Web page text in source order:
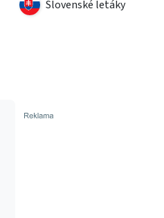
Slovenské letáky